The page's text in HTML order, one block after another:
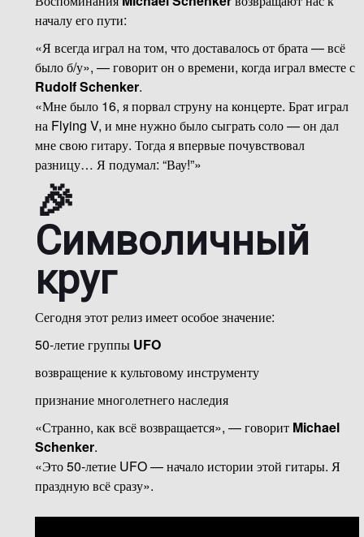
началу его пути:
«Я всегда играл на том, что доставалось от брата — всё
было б/у», — говорит он о времени, когда играл вместе с
Rudolf Schenker.
«Мне было 16, я порвал струну на концерте. Брат играл
на Flying V, и мне нужно было сыграть соло — он дал
мне свою гитару. Тогда я впервые почувствовал
разницу… Я подумал: “Вау!”»
🎉
Символичный
круг
Сегодня этот релиз имеет особое значение:
50-летие группы UFO
возвращение к культовому инструменту
признание многолетнего наследия
«Странно, как всё возвращается», — говорит Michael
Schenker.
«Это 50-летие UFO — начало истории этой гитары. Я
праздную всё сразу».